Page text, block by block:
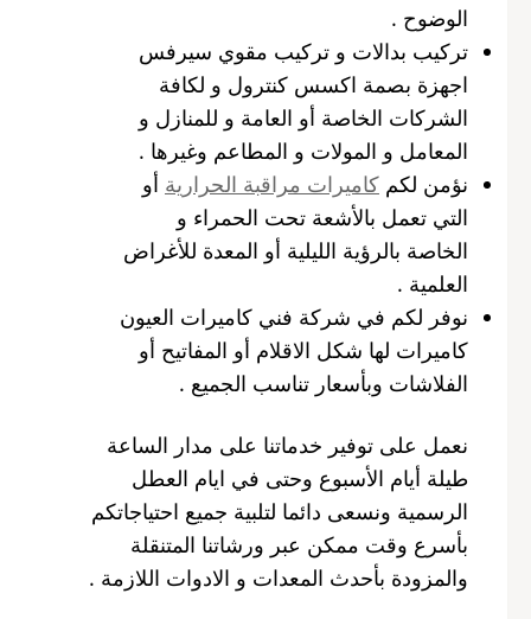
الوضوح .
تركيب بدالات و تركيب مقوي سيرفس
اجهزة بصمة اكسس كنترول و لكافة
الشركات الخاصة أو العامة و للمنازل و
المعامل و المولات و المطاعم وغيرها .
نؤمن لكم كاميرات مراقبة الحرارية أو
التي تعمل بالأشعة تحت الحمراء و
الخاصة بالرؤية الليلية أو المعدة للأغراض
العلمية .
نوفر لكم في شركة فني كاميرات العيون
كاميرات لها شكل الاقلام أو المفاتيح أو
الفلاشات وبأسعار تناسب الجميع .
نعمل على توفير خدماتنا على مدار الساعة
طيلة أيام الأسبوع وحتى في ايام العطل
الرسمية ونسعى دائما لتلبية جميع احتياجاتكم
بأسرع وقت ممكن عبر ورشاتنا المتنقلة
والمزودة بأحدث المعدات و الادوات اللازمة .